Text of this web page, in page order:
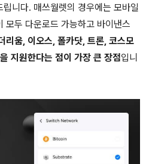
립니다. 매쓰월렛의 경우에는 모바일
모두 다운로드 가능하고 바이낸스
리움, 이오스, 폴카닷, 트론, 코스모
지원한다는 점이 가장 큰 장점입니